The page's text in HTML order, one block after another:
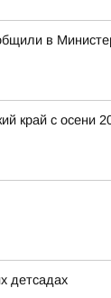
в
край с осени
детсадах